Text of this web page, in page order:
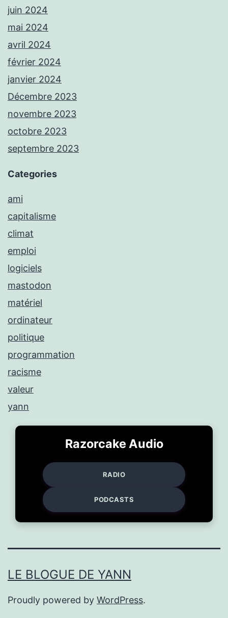
juin 2024
mai 2024
avril 2024
février 2024
janvier 2024
Décembre 2023
novembre 2023
octobre 2023
septembre 2023
Categories
ami
capitalisme
climat
emploi
logiciels
mastodon
matériel
ordinateur
politique
programmation
racisme
valeur
yann
Razorcake Audio
RADIO
PODCASTS
LE BLOGUE DE YANN
Proudly powered by WordPress.